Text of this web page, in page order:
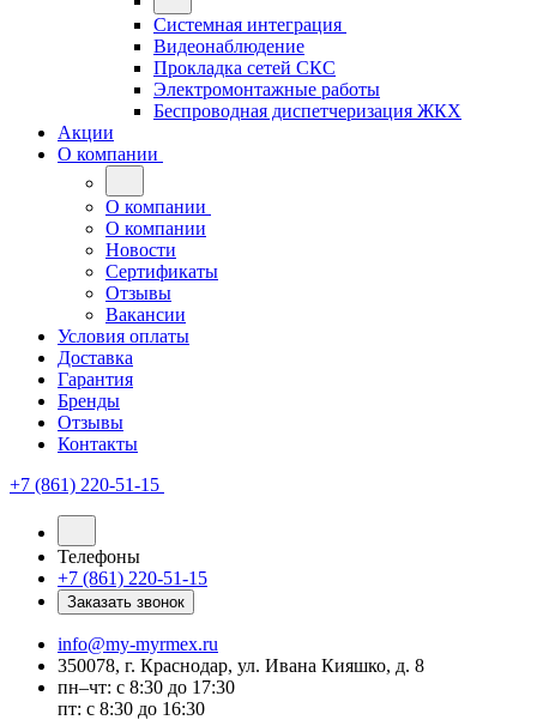
Системная интеграция
Видеонаблюдение
Прокладка сетей СКС
Электромонтажные работы
Беспроводная диспетчеризация ЖКХ
Акции
О компании
О компании
О компании
Новости
Сертификаты
Отзывы
Вакансии
Условия оплаты
Доставка
Гарантия
Бренды
Отзывы
Контакты
+7 (861) 220-51-15
Телефоны
+7 (861) 220-51-15
Заказать звонок
info@my-myrmex.ru
350078, г. Краснодар, ул. Ивана Кияшко, д. 8
пн–чт: с 8:30 до 17:30
пт: с 8:30 до 16:30